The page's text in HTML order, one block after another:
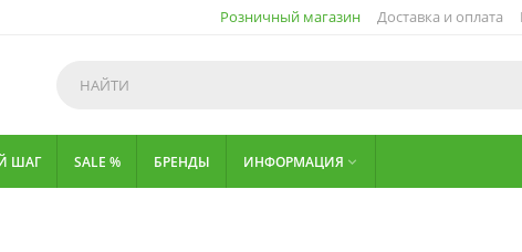
Розничный магазин Доставка и оплата
ШАГ SALE % БРЕНДЫ ИНФОРМАЦИЯ 